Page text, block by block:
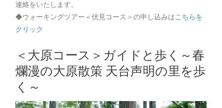
連絡をいたします。
◆ウォーキングツアー＜伏見コース＞の申し込みはこちらを
クリック
＜大原コース＞ガイドと歩く～春
爛漫の大原散策 天台声明の里を歩
く～